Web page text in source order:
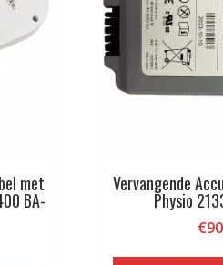
met
BA-
Vervangende
Physio
€